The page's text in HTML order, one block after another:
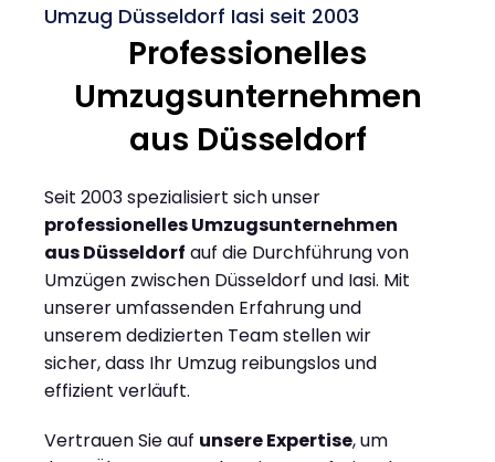
Umzug Düsseldorf Iasi seit 2003
Professionelles
Umzugsunternehmen
aus Düsseldorf
Seit 2003 spezialisiert sich unser
professionelles Umzugsunternehmen
aus Düsseldorf auf die Durchführung von
Umzügen zwischen Düsseldorf und Iasi. Mit
unserer umfassenden Erfahrung und
unserem dedizierten Team stellen wir
sicher, dass Ihr Umzug reibungslos und
effizient verläuft.
Vertrauen Sie auf unsere Expertise, um